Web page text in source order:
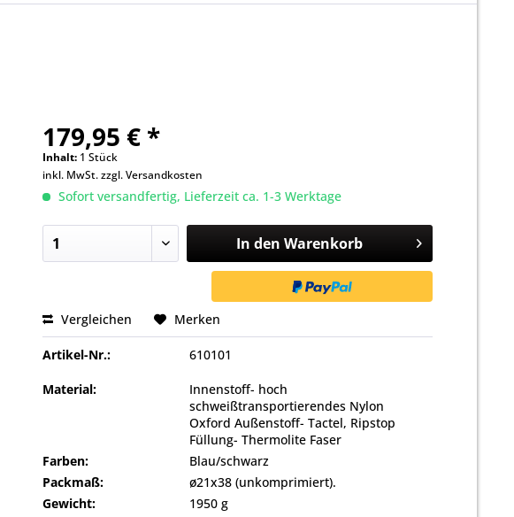
179,95 € *
Inhalt: 1 Stück
inkl. MwSt.zzgl. Versandkosten
Sofort versandfertig, Lieferzeit ca. 1-3 Werktage
In den Warenkorb
Vergleichen Merken
Artikel-Nr.: 610101
Material:
Innenstoff- hoch
schweißtransportierendes Nylon
Oxford Außenstoff- Tactel, Ripstop
Füllung- Thermolite Faser
Farben:
Blau/schwarz
Packmaß:
ø21x38 (unkomprimiert).
Gewicht:
1950 g